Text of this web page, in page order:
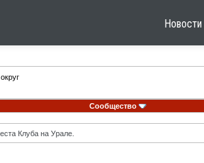
Новости
Сообщество
Клуба на Урале.